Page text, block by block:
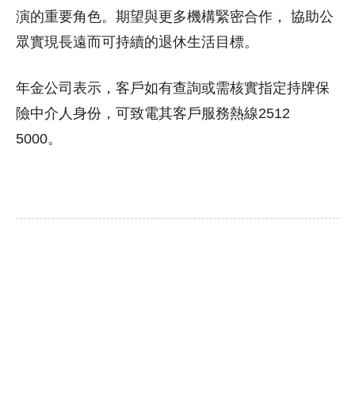
演的重要角色。期望與更多機構緊密合作， 協助公
眾實現長遠而可持續的退休生活目標。
年金公司表示，客戶如有查詢或需核實指定持牌保
險中介人身份，可致電其客戶服務熱線2512
5000。